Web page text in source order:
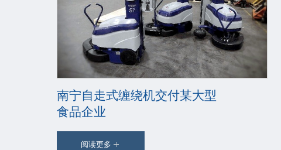
南宁自走式缠绕机交付某大型
食品企业
阅读更多